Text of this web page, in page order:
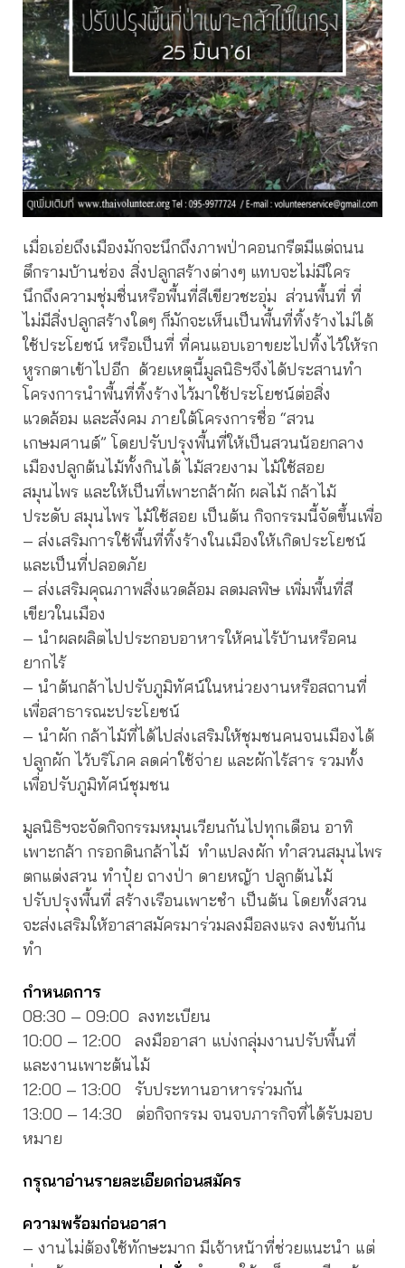
เมื่อเอ่ยถึงเมืองมักจะนึกถึงภาพป่าคอนกรีตมีแต่ถนน
ตึกรามบ้านช่อง สิ่งปลูกสร้างต่างๆ แทบจะไม่มีใคร
นึกถึงความชุ่มชื่นหรือพื้นที่สีเขียวชะอุ่ม ส่วนพื้นที่ ที่
ไม่มีสิ่งปลูกสร้างใดๆ ก็มักจะเห็นเป็นพื้นที่ทิ้งร้างไม่ได้
ใช้ประโยชน์ หรือเป็นที่ ที่คนแอบเอาขยะไปทิ้งไว้ให้รก
หูรกตาเข้าไปอีก ด้วยเหตุนี้มูลนิธิฯจึงได้ประสานทำ
โครงการนำพื้นที่ทิ้งร้างไว้มาใช้ประโยชน์ต่อสิ่ง
แวดล้อม และสังคม ภายใต้โครงการชื่อ “สวน
เกษมศานต์” โดยปรับปรุงพื้นที่ให้เป็นสวนน้อยกลาง
เมืองปลูกต้นไม้ทั้งกินได้ ไม้สวยงาม ไม้ใช้สอย
สมุนไพร และให้เป็นที่เพาะกล้าผัก ผลไม้ กล้าไม้
ประดับ สมุนไพร ไม้ใช้สอย เป็นต้น กิจกรรมนี้จัดขึ้นเพื่อ
– ส่งเสริมการใช้พื้นที่ทิ้งร้างในเมืองให้เกิดประโยชน์
และเป็นที่ปลอดภัย
– ส่งเสริมคุณภาพสิ่งแวดล้อม ลดมลพิษ เพิ่มพื้นที่สี
เขียวในเมือง
– นำผลผลิตไปประกอบอาหารให้คนไร้บ้านหรือคน
ยากไร้
– นำต้นกล้าไปปรับภูมิทัศน์ในหน่วยงานหรือสถานที่
เพื่อสาธารณะประโยชน์
– นำผัก กล้าไม้ที่ได้ไปส่งเสริมให้ชุมชนคนจนเมืองได้
ปลูกผัก ไว้บริโภค ลดค่าใช้จ่าย และผักไร้สาร รวมทั้ง
เพื่อปรับภูมิทัศน์ชุมชน
มูลนิธิฯจะจัดกิจกรรมหมุนเวียนกันไปทุกเดือน อาทิ
เพาะกล้า กรอกดินกล้าไม้ ทำแปลงผัก ทำสวนสมุนไพร
ตกแต่งสวน ทำปุ๋ย ถางป่า ดายหญ้า ปลูกต้นไม้
ปรับปรุงพื้นที่ สร้างเรือนเพาะชำ เป็นต้น โดยทั้งสวน
จะส่งเสริมให้อาสาสมัครมาร่วมลงมือลงแรง ลงขันกัน
ทำ
กำหนดการ
08:30 – 09:00 ลงทะเบียน
10:00 – 12:00 ลงมืออาสา แบ่งกลุ่มงานปรับพื้นที่
และงานเพาะต้นไม้
12:00 – 13:00 รับประทานอาหารร่วมกัน
13:00 – 14:30 ต่อกิจกรรม จนจบภารกิจที่ได้รับมอบ
หมาย
กรุณาอ่านรายละเอียดก่อนสมัคร
ความพร้อมก่อนอาสา
– งานไม่ต้องใช้ทักษะมาก มีเจ้าหน้าที่ช่วยแนะนำ แต่